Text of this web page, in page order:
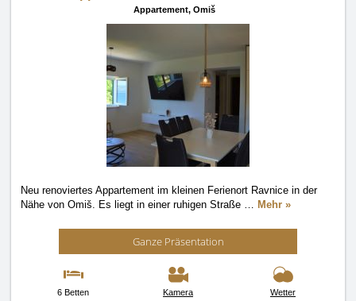
Appartement, Omiš
Neu renoviertes Appartement im kleinen Ferienort Ravnice in der
Nähe von Omiš. Es liegt in einer ruhigen Straße … Mehr »
Ganze Präsentation
6 Betten Kamera Wetter